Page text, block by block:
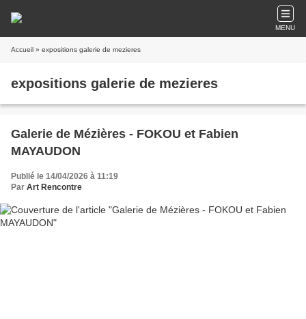
MENU
Accueil » expositions galerie de mezieres
expositions galerie de mezieres
Galerie de Mézières - FOKOU et Fabien
MAYAUDON
Publié le 14/04/2026 à 11:19
Par Art Rencontre